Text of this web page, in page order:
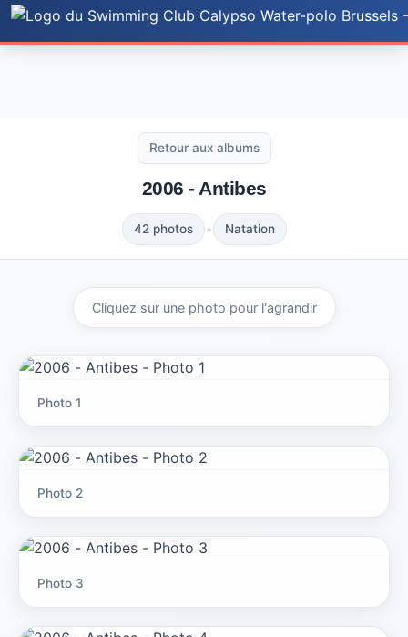
Faire un don
Groupe Nat
Équipes WP
Calendrier-Matchs
Contacts
Cotisation
Retour aux albums
2006 - Antibes
42 photos • Natation
Cliquez sur une photo pour l'agrandir
Photo 1
Photo 2
Photo 3